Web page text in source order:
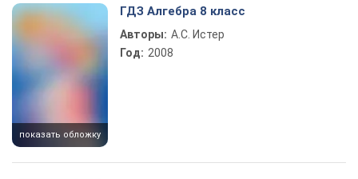
показать обложку
ГДЗ Алгебра 8 класс
Авторы: А.С. Истер
Год: 2008